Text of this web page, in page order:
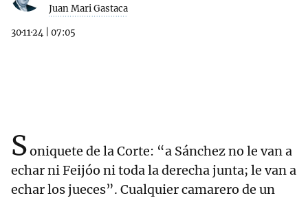
Juan Mari Gastaca
30·11·24 07:05
Soniquete de la Corte: “a Sánchez no le van a
echar ni Feijóo ni toda la derecha junta; le van a
echar los jueces”. Cualquier camarero de un